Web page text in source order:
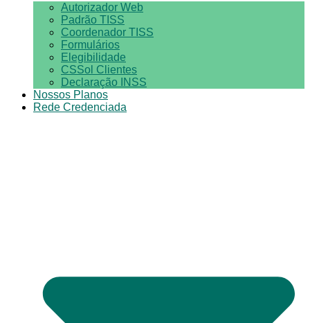
Autorizador Web
Padrão TISS
Coordenador TISS
Formulários
Elegibilidade
CSSol Clientes
Declaração INSS
Nossos Planos
Rede Credenciada